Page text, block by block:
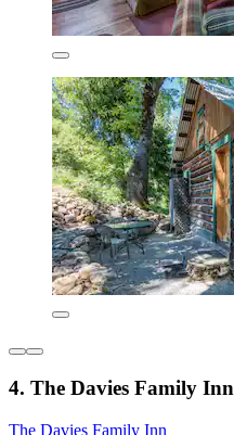
4. The Davies Family Inn
The Davies Family Inn